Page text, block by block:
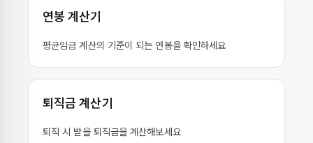
연봉 계산기
평균임금 계산의 기준이 되는 연봉을 확인하세요
퇴직금 계산기
퇴직 시 받을 퇴직금을 계산해보세요